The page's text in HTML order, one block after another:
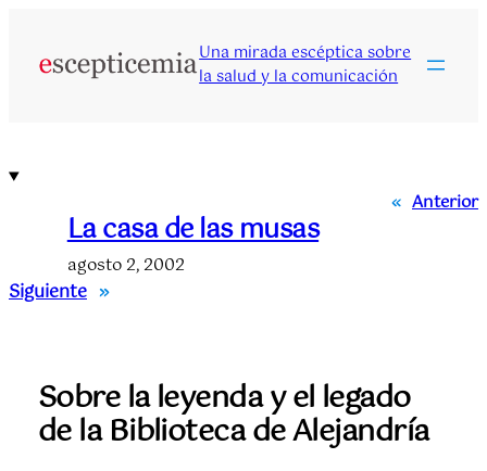
contenido
Una mirada escéptica sobre
la salud y la comunicación
« Anterior
La casa de las musas
agosto 2, 2002
Siguiente »
Sobre la leyenda y el legado
de la Biblioteca de Alejandría